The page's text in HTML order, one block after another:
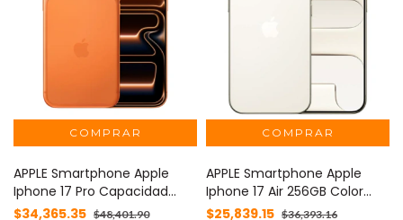
APPLE Smartphone Apple
Iphone 17 Pro Capacidad
256GB Color Naranja MOD:
$34,365.35 $48,401.90
APPLE Smartphone Apple
Iphone 17 Air 256GB Color
Dorado MOD: IPHONE-17 AIR-
$25,839.15 $36,393.16